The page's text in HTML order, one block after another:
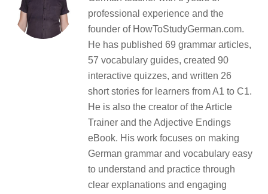
professional experience and the
founder of HowToStudyGerman.com.
He has published 69 grammar articles,
57 vocabulary guides, created 90
interactive quizzes, and written 26
short stories for learners from A1 to C1.
He is also the creator of the Article
Trainer and the Adjective Endings
eBook. His work focuses on making
German grammar and vocabulary easy
to understand and practice through
clear explanations and engaging